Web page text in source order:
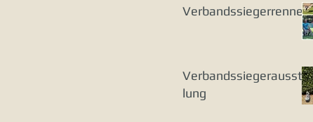
Verbandssiegerrennen
Verbandssiegerausstel
lung